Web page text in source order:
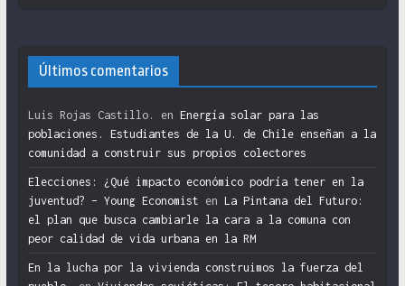
Últimos comentarios
Luis Rojas Castillo. en Energía solar para las
poblaciones. Estudiantes de la U. de Chile enseñan a la
comunidad a construir sus propios colectores
Elecciones: ¿Qué impacto económico podría tener en la
juventud? – Young Economist en La Pintana del Futuro:
el plan que busca cambiarle la cara a la comuna con
peor calidad de vida urbana en la RM
En la lucha por la vivienda construimos la fuerza del